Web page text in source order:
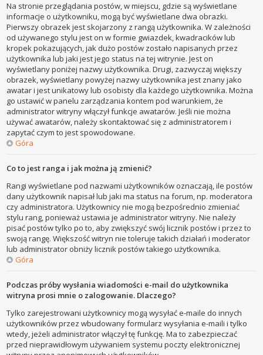
Na stronie przeglądania postów, w miejscu, gdzie są wyświetlane
informacje o użytkowniku, mogą być wyświetlane dwa obrazki.
Pierwszy obrazek jest skojarzony z rangą użytkownika. W zależności
od używanego stylu jest on w formie gwiazdek, kwadracików lub
kropek pokazujących, jak dużo postów zostało napisanych przez
użytkownika lub jaki jest jego status na tej witrynie. Jest on
wyświetlany poniżej nazwy użytkownika. Drugi, zazwyczaj większy
obrazek, wyświetlany powyżej nazwy użytkownika jest znany jako
awatar i jest unikatowy lub osobisty dla każdego użytkownika. Można
go ustawić w panelu zarządzania kontem pod warunkiem, że
administrator witryny włączył funkcje awatarów. Jeśli nie można
używać awatarów, należy skontaktować się z administratorem i
zapytać czym to jest spowodowane.
Góra
Co to jest ranga i jak można ją zmienić?
Rangi wyświetlane pod nazwami użytkowników oznaczają, ile postów
dany użytkownik napisał lub jaki ma status na forum, np. moderatora
czy administratora. Użytkownicy nie mogą bezpośrednio zmieniać
stylu rang, ponieważ ustawia je administrator witryny. Nie należy
pisać postów tylko po to, aby zwiększyć swój licznik postów i przez to
swoją rangę. Większość witryn nie toleruje takich działań i moderator
lub administrator obniży licznik postów takiego użytkownika.
Góra
Podczas próby wysłania wiadomości e-mail do użytkownika
witryna prosi mnie o zalogowanie. Dlaczego?
Tylko zarejestrowani użytkownicy mogą wysyłać e-maile do innych
użytkowników przez wbudowany formularz wysyłania e-maili i tylko
wtedy, jeżeli administrator włączył tę funkcję. Ma to zabezpieczać
przed nieprawidłowym używaniem systemu poczty elektronicznej